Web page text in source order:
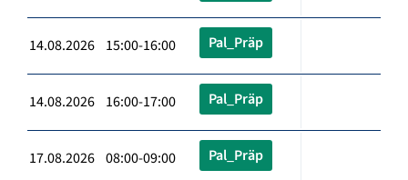
14.08.2026 15:00-16:00 Pal_Präp
14.08.2026 16:00-17:00 Pal_Präp
17.08.2026 08:00-09:00 Pal_Präp